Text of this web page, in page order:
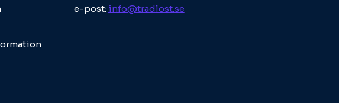
e-post: info@tradlost.se